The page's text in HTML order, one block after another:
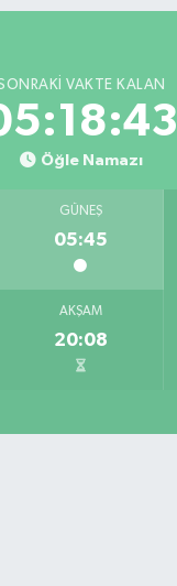
VAKTE KALAN
Öğle Namazı
GÜNEŞ
05:45
AKŞAM
20:08